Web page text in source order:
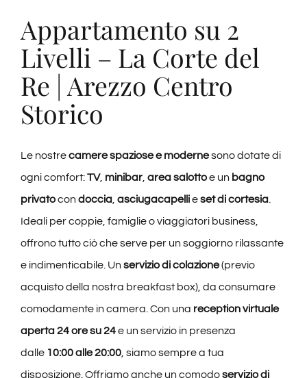
Appartamento su 2
Livelli – La Corte del
Re | Arezzo Centro
Storico
Le nostrecamere spaziose e modernesono dotate di
ogni comfort:TV, minibar, area salottoe un bagno
privatocon doccia, asciugacapellieset di cortesia.
Ideali per coppie, famiglie o viaggiatori business,
offrono tutto ciò che serve per un soggiorno rilassante
e indimenticabile. Un servizio di colazione(previo
acquisto della nostra breakfast box), da consumare
comodamente in camera. Con una reception virtuale
aperta 24 ore su 24e un servizio in presenza
dalle 10:00 alle 20:00, siamo sempre a tua
disposizione. Offriamo anche un comodoservizio di